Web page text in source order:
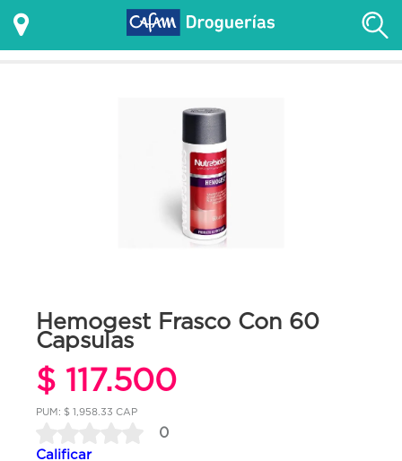
Hemogest Frasco Con 60
Capsulas
$ 117.500
PUM: $ 1,958.33 CAP
0
Calificar